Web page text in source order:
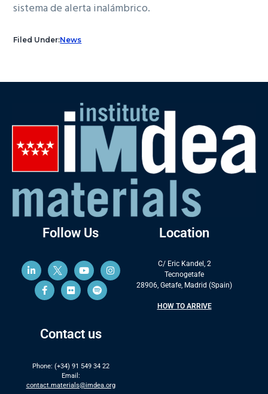
sistema de alerta inalámbrico.
Filed Under:News
Follow Us
Contact us
Phone: (+34) 91 549 34 22
Email:
contact.materials@imdea.org
Location
C/ Eric Kandel, 2
Tecnogetafe
28906, Getafe, Madrid (Spain)
HOW TO ARRIVE